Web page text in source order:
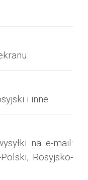
i inne
na e-mail:
Rosyjsko-